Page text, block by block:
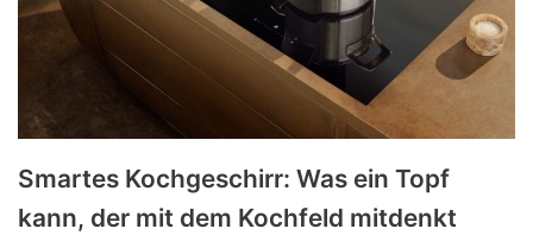
Smartes Kochgeschirr: Was ein Topf
kann, der mit dem Kochfeld mitdenkt